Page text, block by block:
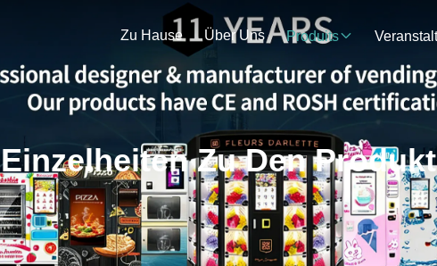
Zu Hause Über Uns Produits
Einzelheiten Zu Den